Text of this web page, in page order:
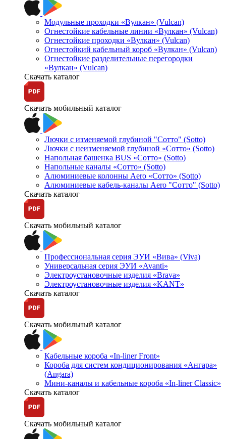
Модульные проходки «Вулкан» (Vulcan)
Огнестойкие кабельные линии «Вулкан» (Vulcan)
Огнестойкие проходки «Вулкан» (Vulcan)
Огнестойкий кабельный короб «Вулкан» (Vulcan)
Огнестойкие разделительные перегородки
«Вулкан» (Vulcan)
Скачать каталог
Скачать мобильный каталог
Лючки с изменяемой глубиной "Сотто" (Sotto)
Лючки с неизменяемой глубиной «Сотто» (Sotto)
Напольная башенка BUS «Сотто» (Sotto)
Напольные каналы «Сотто» (Sotto)
Алюминиевые колонны Aero «Сотто» (Sotto)
Алюминиевые кабель-каналы Aero "Сотто" (Sotto)
Скачать каталог
Скачать мобильный каталог
Профессиональная серия ЭУИ «Вива» (Viva)
Универсальная серия ЭУИ «Avanti»
Электроустановочные изделия «Brava»
Электроустановочные изделия «KANT»
Скачать каталог
Скачать мобильный каталог
Кабельные короба «In-liner Front»
Короба для систем кондиционирования «Ангара»
(Angara)
Мини-каналы и кабельные короба «In-liner Classic»
Скачать каталог
Скачать мобильный каталог